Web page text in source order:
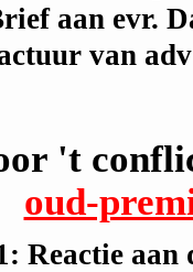
aan evr.
van
't
oud-
Reactie